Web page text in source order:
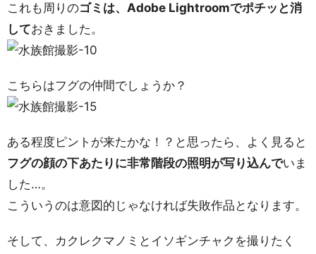
これも周りのゴミは、Adobe Lightroomでポチッと消
しておきました。
こちらはフグの仲間でしょうか？
ある程度ピントが来たかな！？と思ったら、よく見ると
フグの顔の下あたりに非常階段の照明が写り込んでいま
した…。
こういうのは意図的じゃなければ失敗作品となります。
そして、カクレクマノミとイソギンチャクを撮りたく